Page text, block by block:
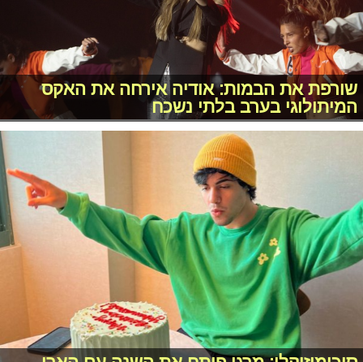
שורפת את הבמות: אודיה אירחה את האקס
המיתולוגי בערב בלתי נשכח